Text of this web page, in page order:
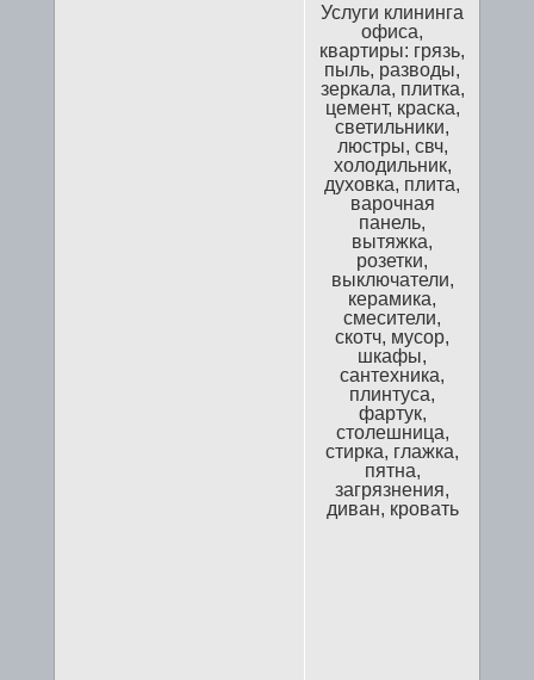
Услуги клининга
офиса,
квартиры: грязь,
пыль, разводы,
зеркала, плитка,
цемент, краска,
светильники,
люстры, свч,
холодильник,
духовка, плита,
варочная
панель,
вытяжка,
розетки,
выключатели,
керамика,
смесители,
скотч, мусор,
шкафы,
сантехника,
плинтуса,
фартук,
столешница,
стирка, глажка,
пятна,
загрязнения,
диван, кровать